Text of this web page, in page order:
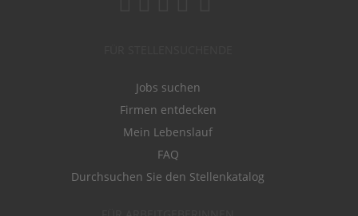
Jobs suchen
Firmen entdecken
Mein Lebenslauf
FAQ
Durchsuchen Sie den Stellenkatalog